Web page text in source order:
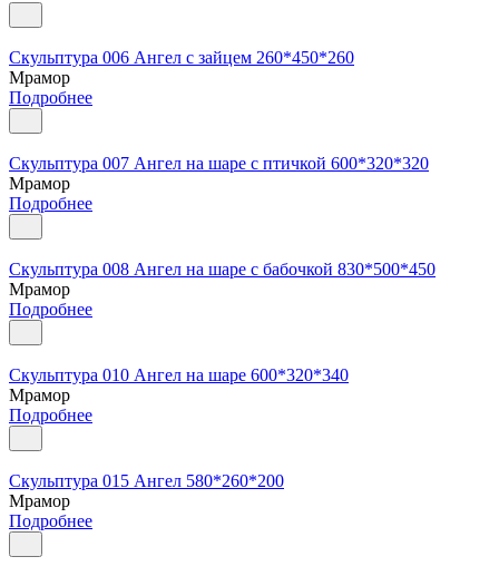
Скульптура 006 Ангел с зайцем 260*450*260
Мрамор
Подробнее
Скульптура 007 Ангел на шаре с птичкой 600*320*320
Мрамор
Подробнее
Скульптура 008 Ангел на шаре с бабочкой 830*500*450
Мрамор
Подробнее
Скульптура 010 Ангел на шаре 600*320*340
Мрамор
Подробнее
Скульптура 015 Ангел 580*260*200
Мрамор
Подробнее